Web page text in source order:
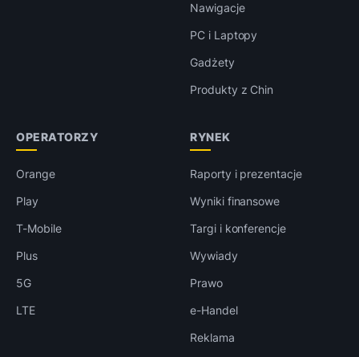
Nawigacje
PC i Laptopy
Gadżety
Produkty z Chin
OPERATORZY
Orange
Play
T-Mobile
Plus
5G
LTE
RYNEK
Raporty i prezentacje
Wyniki finansowe
Targi i konferencje
Wywiady
Prawo
e-Handel
Reklama